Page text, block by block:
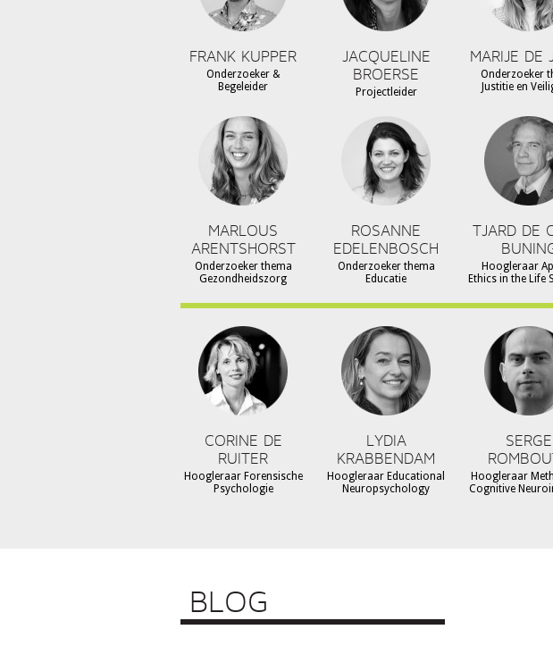
FRANK KUPPER
Onderzoeker &
Begeleider
JACQUELINE
BROERSE
Projectleider
MARIJE DE
Onderzoeker
Justitie en
MARLOUS
ARENTSHORST
Onderzoeker thema
Gezondheidszorg
ROSANNE
EDELENBOSCH
Onderzoeker thema
Educatie
TJARD DE
Hoogleraar
Ethics in the Life
CORINE DE
RUITER
Hoogleraar Forensische
Psychologie
LYDIA
KRABBENDAM
Hoogleraar Educational
Neuropsychology
SERGE
Hoogleraar
Cognitive
BLOG